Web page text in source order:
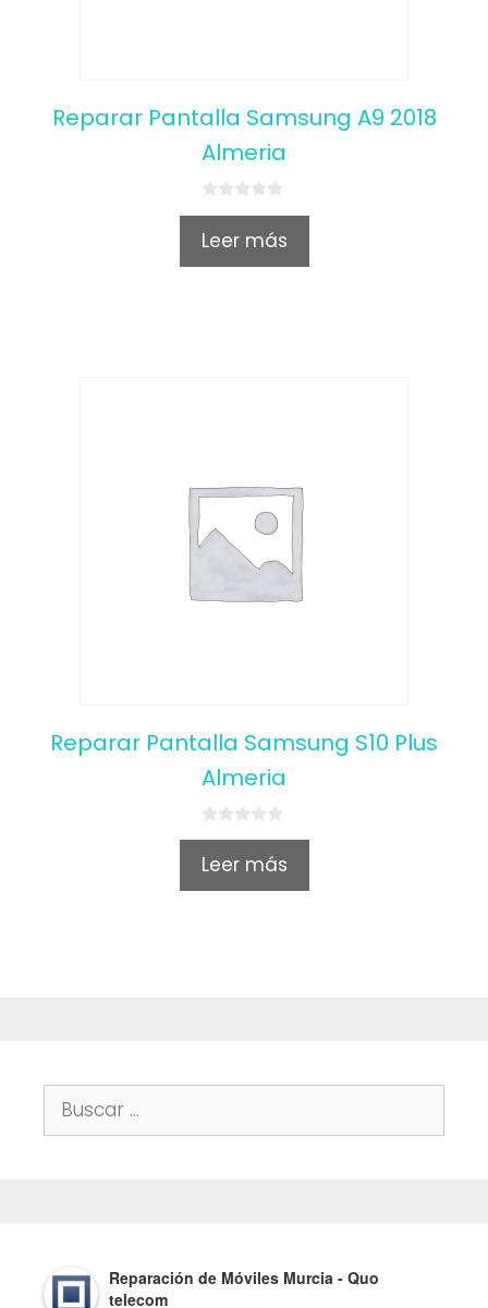
Reparar Pantalla Samsung A9 2018
Almeria
0
u
Leer más
Reparar Pantalla Samsung S10 Plus
Almeria
0
u
Leer más
Buscar:
Reparación de Móviles Murcia - Quo
telecom